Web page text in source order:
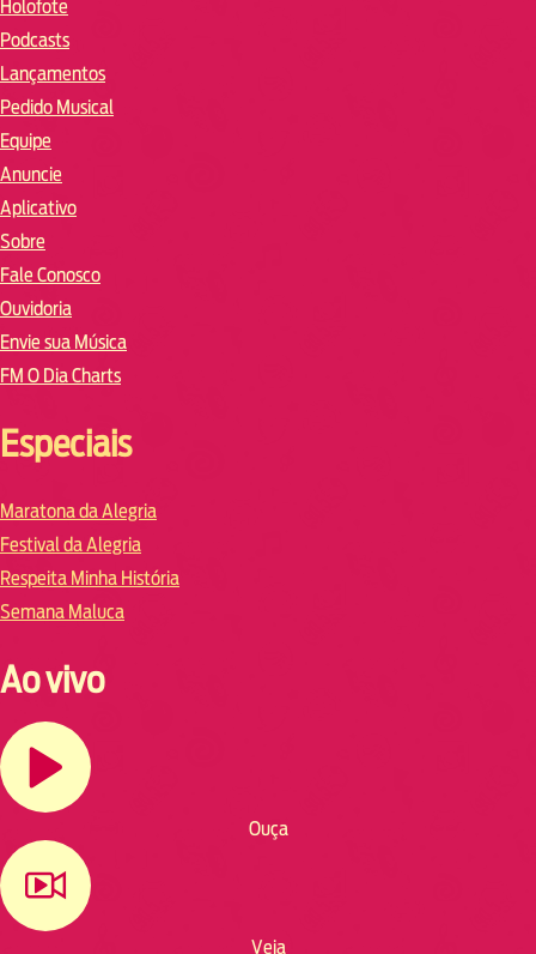
Holofote
Podcasts
Lançamentos
Pedido Musical
Equipe
Anuncie
Aplicativo
Sobre
Fale Conosco
Ouvidoria
Envie sua Música
FM O Dia Charts
Especiais
Maratona da Alegria
Festival da Alegria
Respeita Minha História
Semana Maluca
Ao vivo
Ouça
Veja